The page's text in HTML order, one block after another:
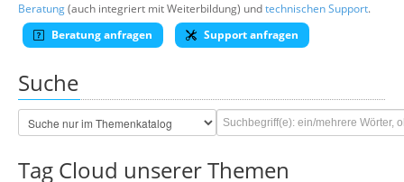
Beratung(auch integriert mit Weiterbildung) undtechnischen Support.
Beratung anfragen
Support anfragen
Suche
Tag Cloud unserer Themen